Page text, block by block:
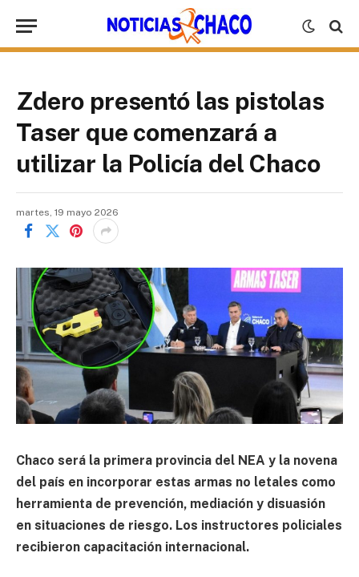
Zdero presentó las pistolas
Taser que comenzará a
utilizar la Policía del Chaco
martes, 19 mayo 2026
Chaco será la primera provincia del NEA y la novena
del país en incorporar estas armas no letales como
herramienta de prevención, mediación y disuasión
en situaciones de riesgo. Los instructores policiales
recibieron capacitación internacional.